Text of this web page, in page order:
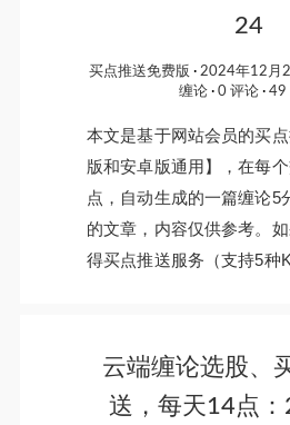
24
买点推送免费版 2024年12月
缠论
0 评论 49
本文是基于网站会员的买
版和安卓版通用】，在每
点，自动生成的一篇缠论5
的文章，内容仅供参考。
得买点推送服务（支持5种
云端缠论选股、
送，每天14点